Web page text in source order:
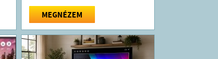
MEGNÉZEM